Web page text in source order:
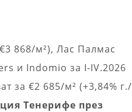
868/м²), Лас Палмас
и Indomio за I-IV.2026
за €2 685/м² (+3,84% г./
Тенерифе през